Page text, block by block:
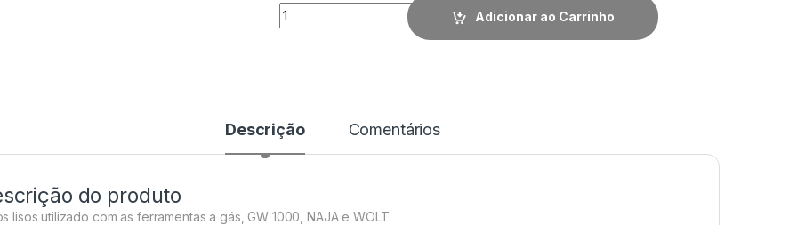
Quantidade
Adicionar ao Carrinho
Descrição Comentários
do produto
lisos utilizado com as ferramentas a gás, GW 1000, NAJA e WOLT.